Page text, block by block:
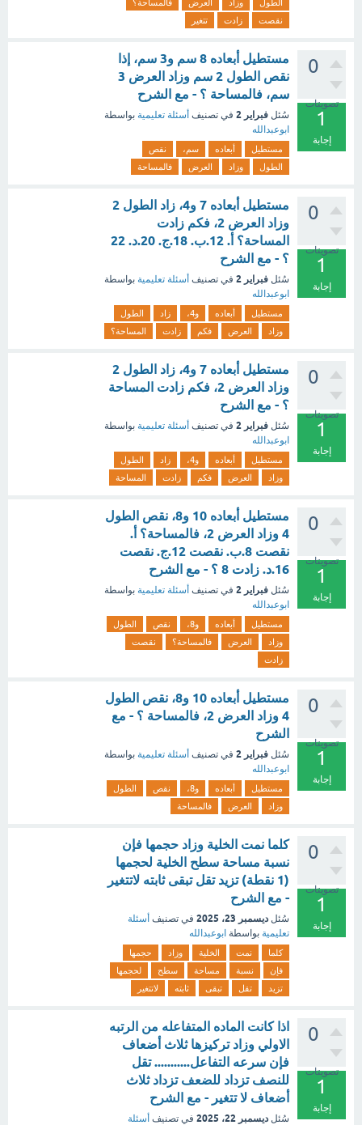
الطول وزاد العرض
فالمساحة؟
نقصت
زادت تتغير
0
تصويتات
1
إجابة
مستطيل أبعاده 8 سم و3 سم، إذا
نقص الطول 2 سم وزاد العرض 3
سم، فالمساحة ؟ - مع الشرح
سُئل فبراير 2 في تصنيف أسئلة تعليمية بواسطة
ابوعبدالله
مستطيل أبعاده سم،
نقص
الطول
وزاد العرض فالمساحة
0
تصويتات
1
إجابة
مستطيل أبعاده 7 و4، زاد الطول 2
وزاد العرض 2، فكم زادت
المساحة؟ أ. 12.ب. 18.ج. 20.د. 22
؟ - مع الشرح
سُئل فبراير 2 في تصنيف أسئلة تعليمية بواسطة
ابوعبدالله
مستطيل أبعاده و4، زاد
الطول
وزاد
العرض فكم زادت المساحة؟
0
تصويتات
1
إجابة
مستطيل أبعاده 7 و4، زاد الطول 2
وزاد العرض 2، فكم زادت المساحة
؟ - مع الشرح
سُئل فبراير 2 في تصنيف أسئلة تعليمية بواسطة
ابوعبدالله
مستطيل أبعاده و4، زاد
الطول
وزاد
العرض فكم زادت المساحة
0
تصويتات
1
إجابة
مستطيل أبعاده 10 و8، نقص الطول
4 وزاد العرض 2، فالمساحة؟ أ.
نقصت 8.ب. نقصت 12.ج. نقصت
16.د. زادت 8 ؟ - مع الشرح
سُئل فبراير 2 في تصنيف أسئلة تعليمية بواسطة
ابوعبدالله
مستطيل أبعاده و8، نقص
الطول
وزاد
العرض فالمساحة؟
نقصت
زادت
0
تصويتات
1
إجابة
مستطيل أبعاده 10 و8، نقص الطول
4 وزاد العرض 2، فالمساحة ؟ - مع
الشرح
سُئل فبراير 2 في تصنيف أسئلة تعليمية بواسطة
ابوعبدالله
مستطيل أبعاده و8، نقص
الطول
وزاد
العرض فالمساحة
0
تصويتات
1
إجابة
كلما نمت الخلية وزاد حجمها فإن
نسبة مساحة سطح الخلية لحجمها
(1 نقطة) تزيد تقل تبقى ثابته لاتتغير
- مع الشرح
سُئل ديسمبر 23، 2025 في تصنيف أسئلة
تعليمية بواسطة ابوعبدالله
كلما نمت الخلية وزاد
حجمها
فإن
نسبة مساحة سطح
لحجمها
تزيد
تقل تبقى ثابته لاتتغير
0
تصويتات
1
إجابة
اذا كانت الماده المتفاعله من الرتبه
الاولي وزاد تركيزها ثلاث أضعاف
فإن سرعه التفاعل........... تقل
للنصف تزداد للضعف تزداد ثلاث
أضعاف لا تتغير - مع الشرح
سُئل ديسمبر 22، 2025 في تصنيف أسئلة